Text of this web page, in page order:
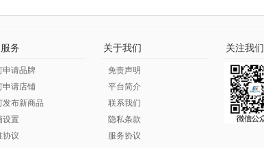
务
申请品牌
申请店铺
发布新商品
设置
协议
关于我们
免责声明
平台简介
联系我们
隐私条款
服务协议
关注我们